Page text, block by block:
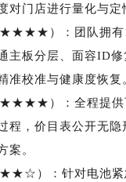
对门店进行量化与定
）：团队拥有
主板分层、面容ID
准校准与健康度恢复
）：全程提供
程，价目表公开无隐
案。
）：针对电池紧